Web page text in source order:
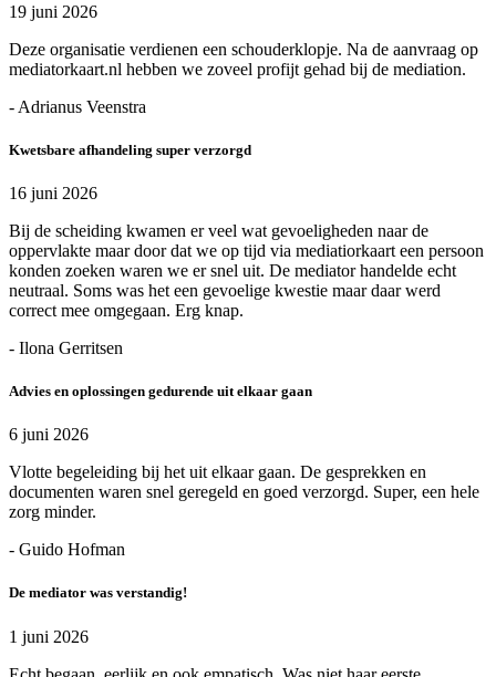
19 juni 2026
Deze organisatie verdienen een schouderklopje. Na de aanvraag op
mediatorkaart.nl hebben we zoveel profijt gehad bij de mediation.
- Adrianus Veenstra
Kwetsbare afhandeling super verzorgd
16 juni 2026
Bij de scheiding kwamen er veel wat gevoeligheden naar de
oppervlakte maar door dat we op tijd via mediatiorkaart een persoon
konden zoeken waren we er snel uit. De mediator handelde echt
neutraal. Soms was het een gevoelige kwestie maar daar werd
correct mee omgegaan. Erg knap.
- Ilona Gerritsen
Advies en oplossingen gedurende uit elkaar gaan
6 juni 2026
Vlotte begeleiding bij het uit elkaar gaan. De gesprekken en
documenten waren snel geregeld en goed verzorgd. Super, een hele
zorg minder.
- Guido Hofman
De mediator was verstandig!
1 juni 2026